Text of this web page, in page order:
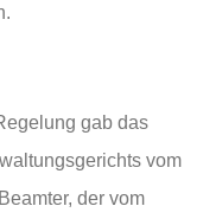
gab das
vom
der vom